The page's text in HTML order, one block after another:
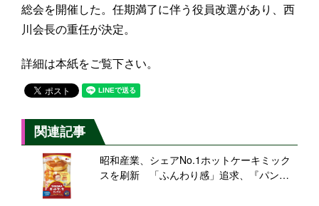
総会を開催した。任期満了に伴う役員改選があり、西
川会長の重任が決定。
詳細は本紙をご覧下さい。
関連記事
昭和産業、シェアNo.1ホットケーキミック
スを刷新 「ふんわり感」追求、『パンど